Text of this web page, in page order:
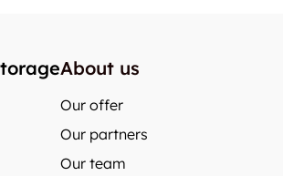
About us
Our offer
Our partners
Our team